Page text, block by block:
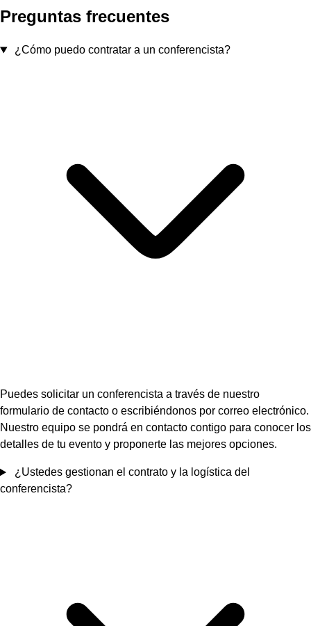
Preguntas frecuentes
¿Cómo puedo contratar a un conferencista?
Puedes solicitar un conferencista a través de nuestro
formulario de contacto o escribiéndonos por correo electrónico.
Nuestro equipo se pondrá en contacto contigo para conocer los
detalles de tu evento y proponerte las mejores opciones.
¿Ustedes gestionan el contrato y la logística del
conferencista?